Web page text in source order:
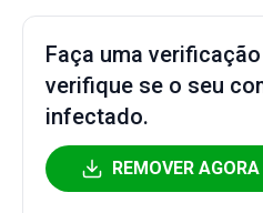
Faça uma
verifique se o seu
infectado.
REMOVER